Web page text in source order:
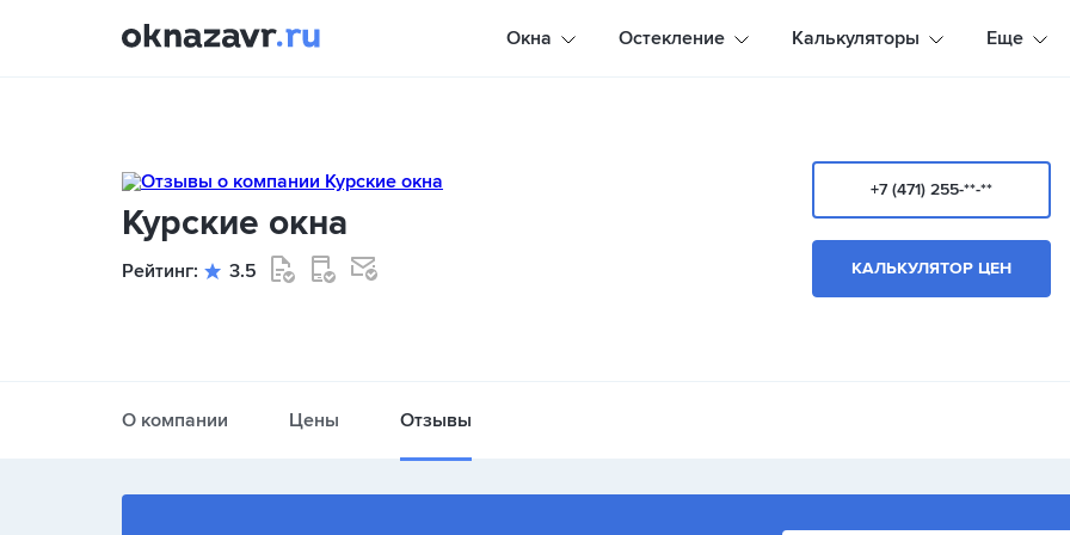
Окна Остекление Калькуляторы Еще
Курские окна
Рейтинг: 3.5
+7 (471) 255-**-**
КАЛЬКУЛЯТОР ЦЕН
О компании Цены Отзывы